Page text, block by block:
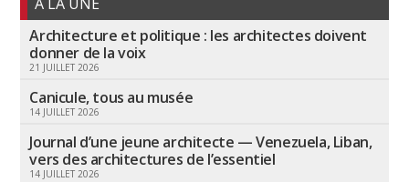
Architecture et politique : les architectes doivent
donner de la voix
21 JUILLET 2026
Canicule, tous au musée
14 JUILLET 2026
Journal d’une jeune architecte — Venezuela, Liban,
vers des architectures de l’essentiel
14 JUILLET 2026